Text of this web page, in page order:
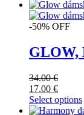
-50% OFF
GLOW,
34.00€
17.00 €
Select options